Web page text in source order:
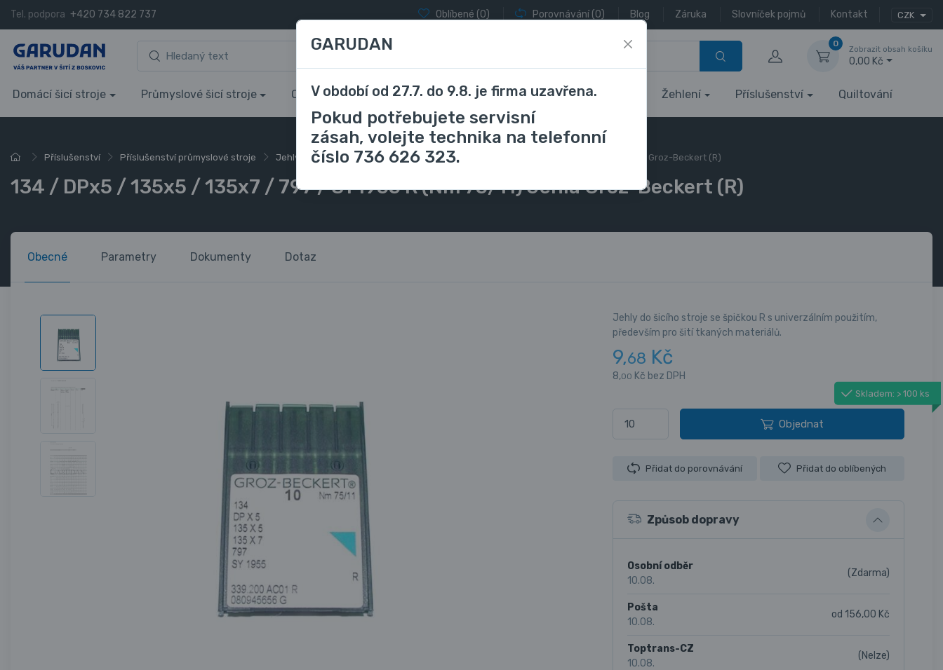
Tel. podpora +420 734 822 737 Oblíbené (0) Porovnávání(0) Blog Záruka Slovníček pojmů Kontakt CZK
0
Zobrazit obsah košíku
0,00 Kč
Domácí šicí stroje Průmyslové šicí stroje Overlocky a coverlocky Vyšívací stroje Stříhání a řezání Žehlení Příslušenství Quiltování
Příslušenství Příslušenství průmyslové stroje Jehly do šicího stroje 134 / DPx5 / 135x5 / 135x7 / 797 / SY1955 R (Nm 75/11) Jehla Groz-Beckert (R)
134 / DPx5 / 135x5 / 135x7 / 797 / SY1955 R (Nm 75/11) Jehla Groz-Beckert (R)
Obecné Parametry Dokumenty Dotaz
Jehly do šicího stroje se špičkou R s univerzálním použitím,
především pro šití tkaných materiálů.
9,68 Kč
8,00 Kč bez DPH
Skladem: > 100 ks
Objednat
Přidat do porovnávání Přidat do oblíbených
Způsob dopravy
Osobní odběr
10.08.
(Zdarma)
Pošta
10.08.
od 156,00 Kč
Toptrans-CZ
10.08.
(Nelze)
GARUDAN
V období od 27.7. do 9.8. je firma uzavřena.
Pokud potřebujete servisní
zásah, volejte technika na telefonní
číslo 736 626 323.